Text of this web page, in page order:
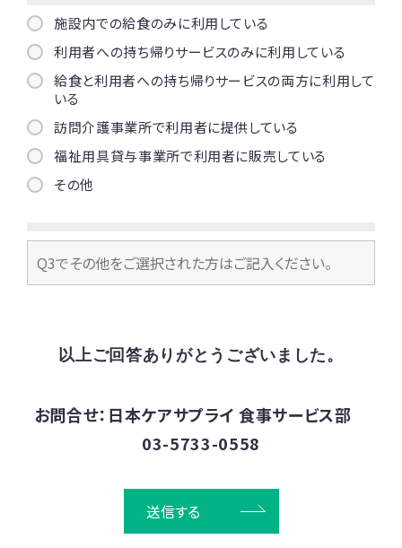
施設内での給食のみに利用している
利用者への持ち帰りサービスのみに利用している
給食と利用者への持ち帰りサービスの両方に利用して
いる
訪問介護事業所で利用者に提供している
福祉用具貸与事業所で利用者に販売している
その他
以上ご回答ありがとうございました。
お問合せ：日本ケアサプライ 食事サービス部
03-5733-0558